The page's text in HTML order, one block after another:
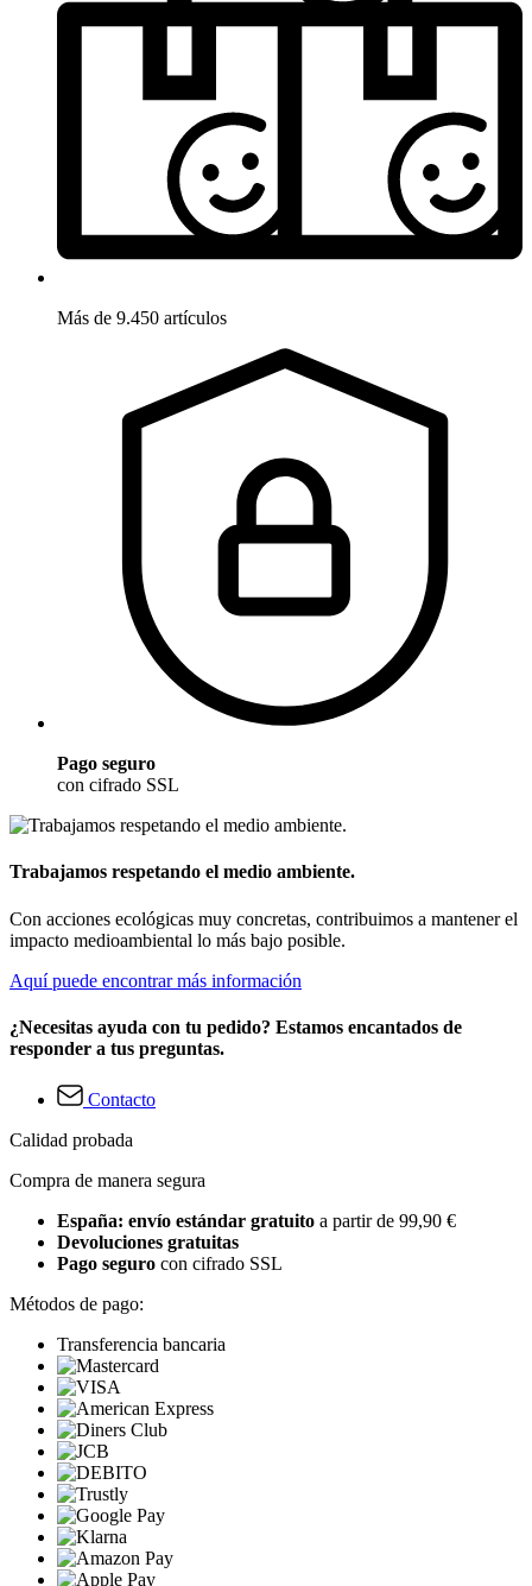
Más de 9.450 artículos
Pago seguro
con cifrado SSL
Trabajamos respetando el medio ambiente.
Con acciones ecológicas muy concretas, contribuimos a mantener el
impacto medioambiental lo más bajo posible.
Aquí puede encontrar más información
¿Necesitas ayuda con tu pedido? Estamos encantados de
responder a tus preguntas.
Contacto
Calidad probada
Compra de manera segura
España: envío estándar gratuito a partir de 99,90 €
Devoluciones gratuitas
Pago seguro con cifrado SSL
Métodos de pago:
Transferencia bancaria